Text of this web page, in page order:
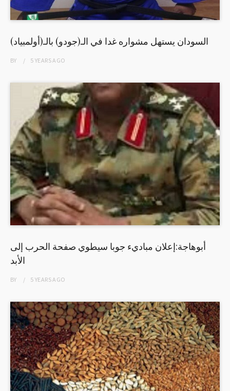
السودان يستهل مشواره غدا في الـ(جودو) بالـ(أولمبياد)
BY 5 YEARSAGO
أبوهاجة:إعلان مباديء جوبا سيطوي صفحة الحرب إلى
الأبد
BY 5 YEARSAGO